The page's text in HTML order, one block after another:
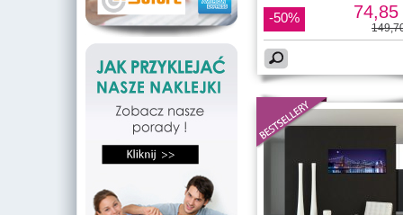
-50% 74,85